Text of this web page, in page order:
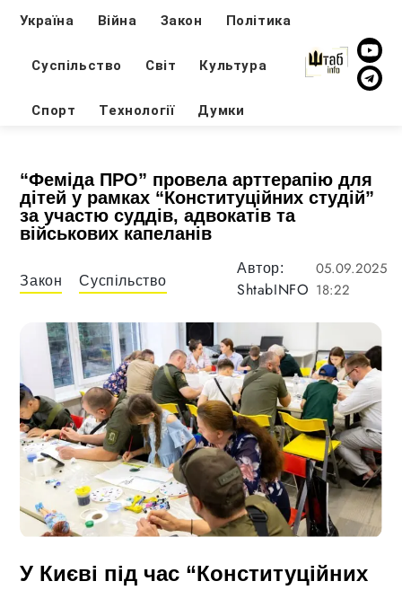
Україна Війна Закон Політика
Суспільство Світ Культура
Спорт Технології Думки
“Феміда ПРО” провела арттерапію для
дітей у рамках “Конституційних студій”
за участю суддів, адвокатів та
військових капеланів
Закон Суспільство
Автор:
ShtabINFO
05.09.2025
18:22
У Києві під час “Конституційних